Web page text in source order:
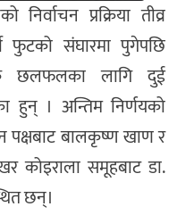
प्रक्रिया तीव्र
फुटको संघारमा पुगेपछि
छलफलका लागि दुई
हुन् । अन्तिम निर्णयको
पक्षबाट बालकृष्ण खाण र
समूहबाट डा.
छन्।